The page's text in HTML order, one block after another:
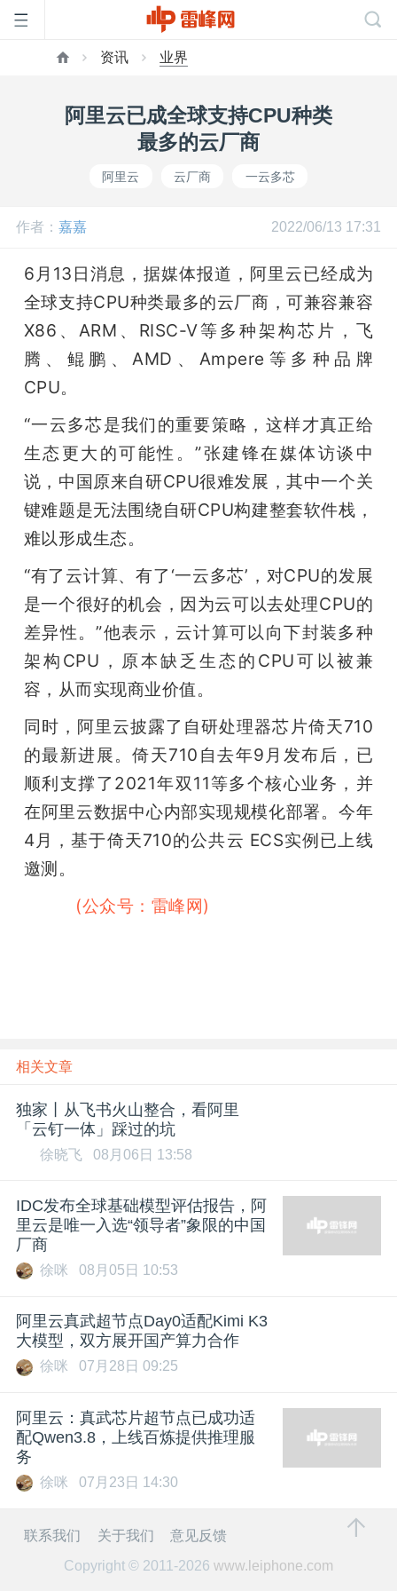
网
开
课
活
中
心
GAIR
专
爱
资讯 业界
阿里云已成全球支持CPU种类
最多的云厂商
阿里云 云厂商 一云多芯
作者： 嘉嘉 2022/06/13 17:31
6月13日消息，据媒体报道，阿里云已经成为
全球支持CPU种类最多的云厂商，可兼容兼容
X86、ARM、RISC-V等多种架构芯片，飞
腾、鲲鹏、AMD、Ampere等多种品牌
CPU。
“一云多芯是我们的重要策略，这样才真正给
生态更大的可能性。”张建锋在媒体访谈中
说，中国原来自研CPU很难发展，其中一个关
键难题是无法围绕自研CPU构建整套软件栈，
难以形成生态。
“有了云计算、有了‘一云多芯’，对CPU的发展
是一个很好的机会，因为云可以去处理CPU的
差异性。”他表示，云计算可以向下封装多种
架构CPU，原本缺乏生态的CPU可以被兼
容，从而实现商业价值。
同时，阿里云披露了自研处理器芯片倚天710
的最新进展。倚天710自去年9月发布后，已
顺利支撑了2021年双11等多个核心业务，并
在阿里云数据中心内部实现规模化部署。今年
4月，基于倚天710的公共云 ECS实例已上线
邀测。
(公众号：雷峰网)
相关文章
独家丨从飞书火山整合，看阿里
「云钉一体」踩过的坑
徐晓飞 08月06日 13:58
IDC发布全球基础模型评估报告，阿
里云是唯一入选“领导者”象限的中国
厂商
徐咪 08月05日 10:53
阿里云真武超节点Day0适配Kimi K3
大模型，双方展开国产算力合作
徐咪 07月28日 09:25
阿里云：真武芯片超节点已成功适
配Qwen3.8，上线百炼提供推理服
务
徐咪 07月23日 14:30
联系我们 关于我们
意见反馈
Copyright © 2011-2026 www.leiphone.com